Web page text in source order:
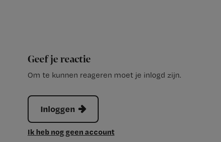
Geef je reactie
Om te kunnen reageren moet je inlogd zijn.
Inloggen
Ik heb nog geen account